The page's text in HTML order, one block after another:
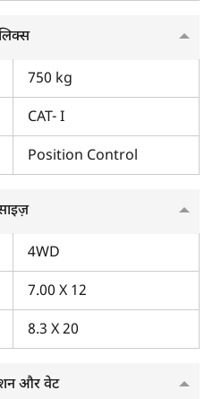
में जानकारी के लिए
बारे में जानकारी पाने के लिए
है। यहां, आप इस ट्रैक्टर की
में जानकारी प्राप्त कर सकते हैं। इसके
लिए एक अलग पेज है जहां आप ट्रैक्टर
प्राप्त कर सकते हैं। इसके अलावा,
वीडियो देखें। अगर आपको कुबोटा
तो अभी हमसे संपर्क कर सकते हैं।
750 kg
CAT- I
Position Control
4WD
7.00 X 12
8.3 X 20
और वेट